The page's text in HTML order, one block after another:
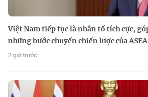
Việt Nam tiếp tục là nhân tố tích cực,
những bước chuyển chiến lược của
2 giờ trước